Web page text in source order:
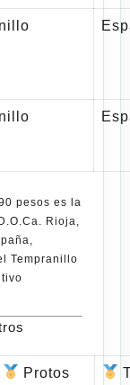
pesos es la
Rioja
Tempranillo
Protos